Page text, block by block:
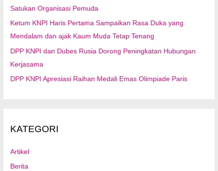
Satukan Organisasi Pemuda
Ketum KNPI Haris Pertama Sampaikan Rasa Duka yang
Mendalam dan ajak Kaum Muda Tetap Tenang
DPP KNPI dan Dubes Rusia Dorong Peningkatan Hubungan
Kerjasama
DPP KNPI Apresiasi Raihan Medali Emas Olimpiade Paris
KATEGORI
Artikel
Berita